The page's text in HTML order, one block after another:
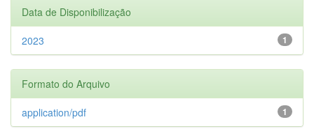
Data de Disponibilização
1
2023
Formato do Arquivo
1
application/pdf